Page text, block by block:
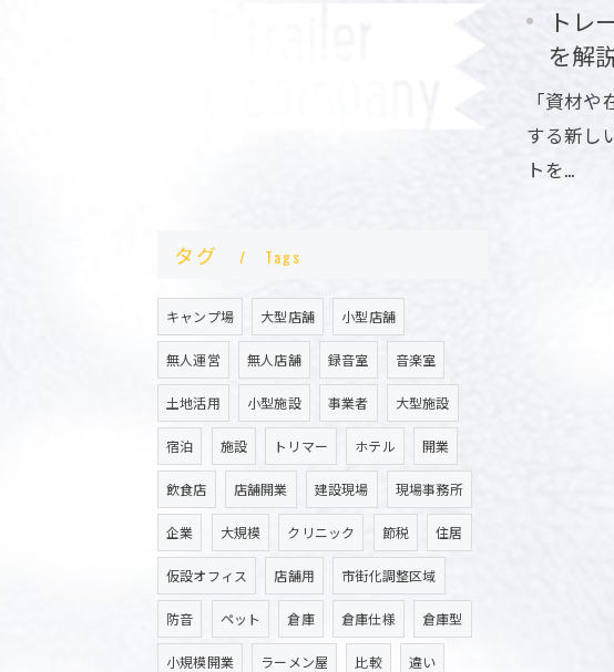
トレ
を解
「資材
する新し
トを…
タグ Tags
キャンプ場 大型店舗 小型店舗
無人運営 無人店舗 録音室 音楽室
土地活用 小型施設 事業者 大型施設
宿泊 施設 トリマー ホテル 開業
飲食店 店舗開業 建設現場 現場事務所
企業 大規模 クリニック 節税 住居
仮設オフィス 店舗用 市街化調整区域
防音 ペット 倉庫 倉庫仕様 倉庫型
小規模開業 ラーメン屋 比較 違い